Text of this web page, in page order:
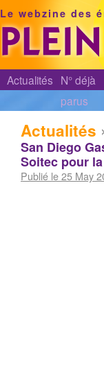
Le webzine des
Actualités N° déjà
parus
Actualités
San Diego
Soitec pour
Publié le 25 May